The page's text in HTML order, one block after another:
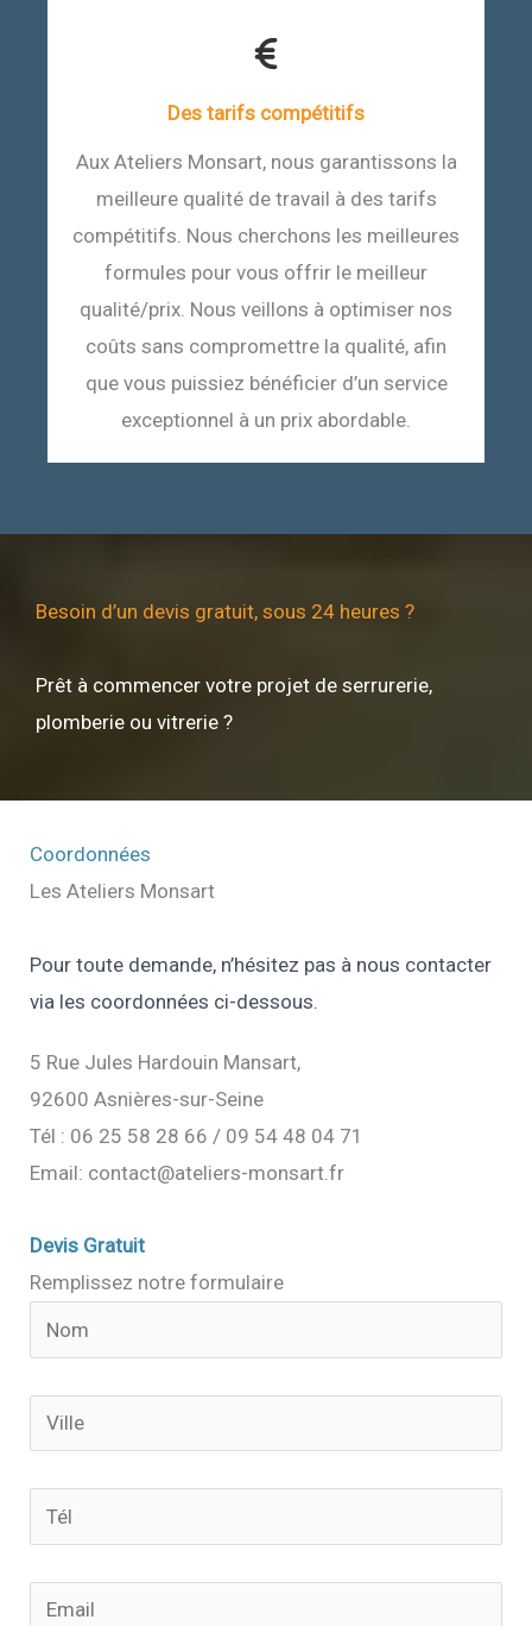
Des tarifs compétitifs
Aux Ateliers Monsart, nous garantissons la
meilleure qualité de travail à des tarifs
compétitifs. Nous cherchons les meilleures
formules pour vous offrir le meilleur
qualité/prix. Nous veillons à optimiser nos
coûts sans compromettre la qualité, afin
que vous puissiez bénéficier d’un service
exceptionnel à un prix abordable.
Besoin d’un devis gratuit, sous 24 heures ?
Prêt à commencer votre projet de serrurerie,
plomberie ou vitrerie ?
Coordonnées
Les Ateliers Monsart
Pour toute demande, n’hésitez pas à nous contacter
via les coordonnées ci-dessous.
5 Rue Jules Hardouin Mansart,
92600 Asnières-sur-Seine
Tél : 06 25 58 28 66 / 09 54 48 04 71
Email: contact@ateliers-monsart.fr
Devis Gratuit
Remplissez notre formulaire